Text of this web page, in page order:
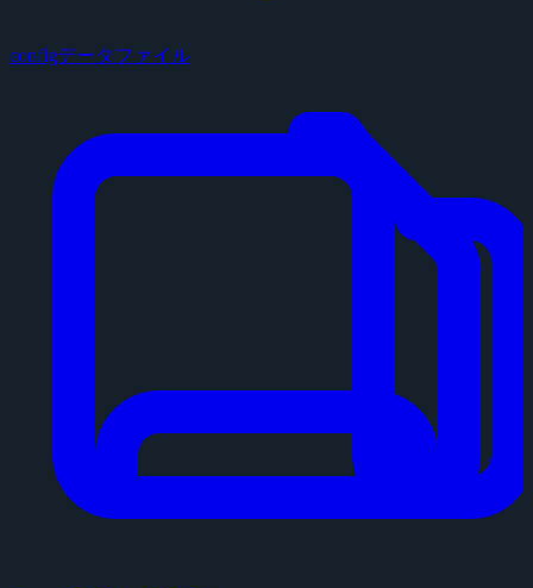
configデータファイル